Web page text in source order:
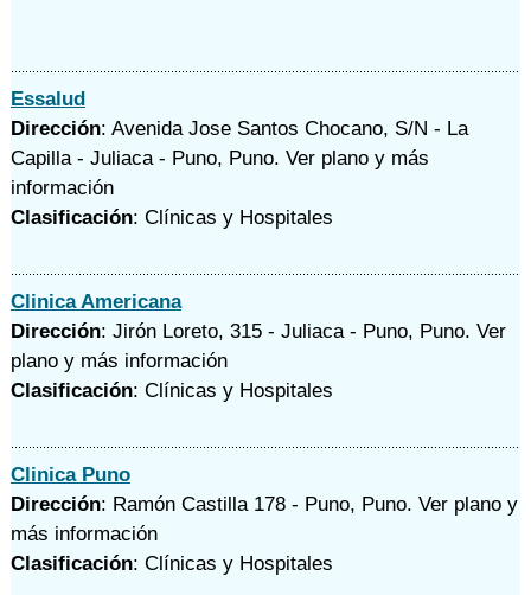
Essalud
Dirección: Avenida Jose Santos Chocano, S/N - La
Capilla - Juliaca - Puno, Puno. Ver plano y más
información
Clasificación: Clínicas y Hospitales
Clinica Americana
Dirección: Jirón Loreto, 315 - Juliaca - Puno, Puno. Ver
plano y más información
Clasificación: Clínicas y Hospitales
Clinica Puno
Dirección: Ramón Castilla 178 - Puno, Puno. Ver plano y
más información
Clasificación: Clínicas y Hospitales